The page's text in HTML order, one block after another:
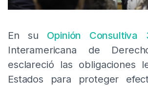
En su Opinión Consultiva
Interamericana de
esclareció las obligaciones
Estados para proteger